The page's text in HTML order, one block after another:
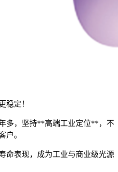
稳定！
多，坚持**高端工业定位**，不
户。
命表现，成为工业与商业级光源